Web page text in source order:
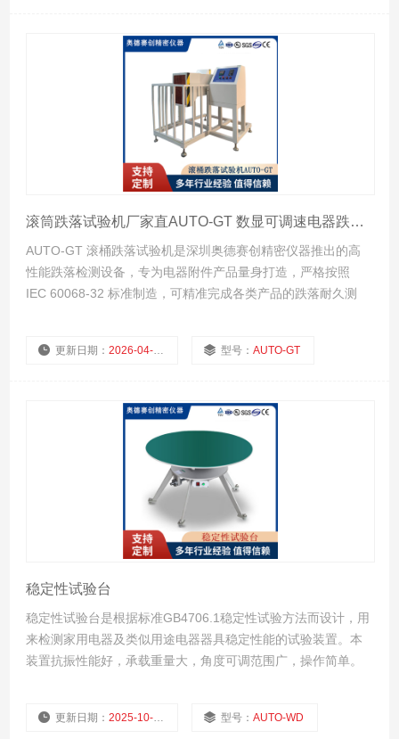
滚筒跌落试验机厂家直AUTO‑GT 数显可调速电器跌落测试仪器
AUTO‑GT 滚桶跌落试验机是深圳奥德赛创精密仪器推出的高
性能跌落检测设备，专为电器附件产品量身打造，严格按照
IEC 60068‑32 标准制造，可精准完成各类产品的跌落耐久测
定。 更新日期：2026-04-10 型号：AUTO‑GT
稳定性试验台
稳定性试验台是根据标准GB4706.1稳定性试验方法而设计，用
来检测家用电器及类似用途电器器具稳定性能的试验装置。本
装置抗振性能好，承载重量大，角度可调范围广，操作简单。
更新日期：2025-10-22 型号：AUTO-WD